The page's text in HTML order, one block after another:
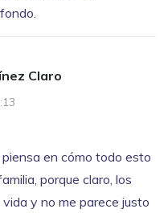
Claro
en cómo todo esto
porque claro, los
y no me parece justo